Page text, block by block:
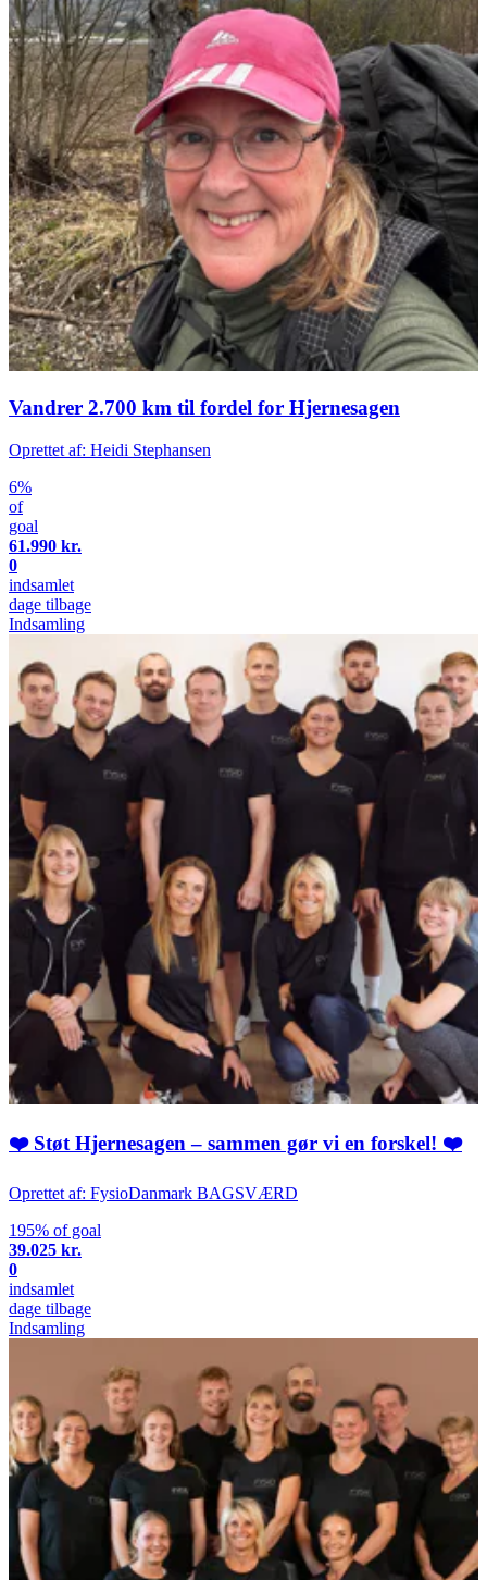
Vandrer 2.700 km til fordel for Hjernesagen
Oprettet af: Heidi Stephansen
6%
of
goal
61.990 kr.
0
indsamlet
dage tilbage
Indsamling
❤️ Støt Hjernesagen – sammen gør vi en forskel! ❤️
Oprettet af: FysioDanmark BAGSVÆRD
195% of goal
39.025 kr.
0
indsamlet
dage tilbage
Indsamling